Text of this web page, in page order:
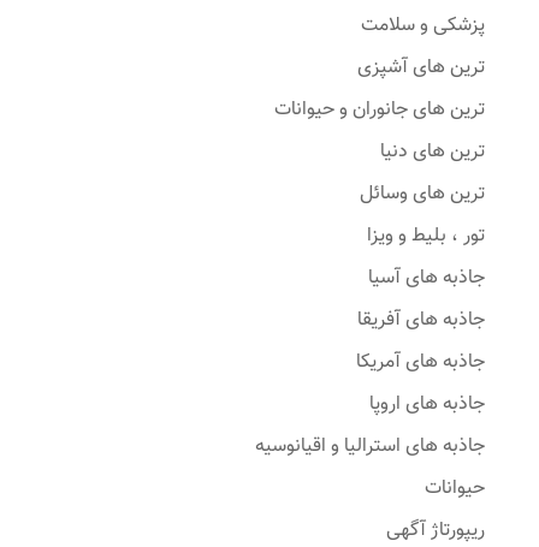
پزشکی و سلامت
ترین های آشپزی
ترین های جانوران و حیوانات
ترین های دنیا
ترین های وسائل
تور ، بلیط و ویزا
جاذبه های آسیا
جاذبه های آفریقا
جاذبه های آمریکا
جاذبه های اروپا
جاذبه های استرالیا و اقیانوسیه
حیوانات
ریپورتاژ آگهی